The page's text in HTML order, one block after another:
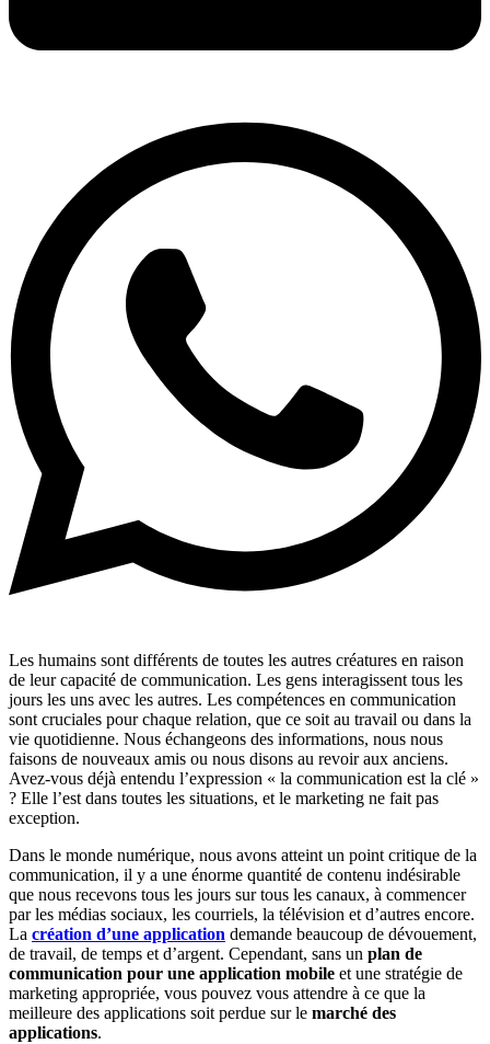
Les humains sont différents de toutes les autres créatures en raison
de leur capacité de communication. Les gens interagissent tous les
jours les uns avec les autres. Les compétences en communication
sont cruciales pour chaque relation, que ce soit au travail ou dans la
vie quotidienne. Nous échangeons des informations, nous nous
faisons de nouveaux amis ou nous disons au revoir aux anciens.
Avez-vous déjà entendu l’expression « la communication est la clé »
? Elle l’est dans toutes les situations, et le marketing ne fait pas
exception.
Dans le monde numérique, nous avons atteint un point critique de la
communication, il y a une énorme quantité de contenu indésirable
que nous recevons tous les jours sur tous les canaux, à commencer
par les médias sociaux, les courriels, la télévision et d’autres encore.
La création d’une application demande beaucoup de dévouement,
de travail, de temps et d’argent. Cependant, sans un plan de
communication pour une application mobile et une stratégie de
marketing appropriée, vous pouvez vous attendre à ce que la
meilleure des applications soit perdue sur le marché des
applications.